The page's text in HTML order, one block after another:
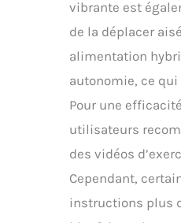
vibrante est
de la déplacer
alimentation
autonomie, ce
Pour une
utilisateurs
des vidéos
Cependant,
instructions plus